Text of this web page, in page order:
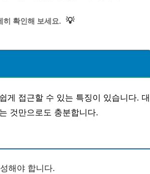
히 확인해 보세요. 💡
게 접근할 수 있는 특징이 있습니다. 대
것만으로도 충분합니다.
해야 합니다.